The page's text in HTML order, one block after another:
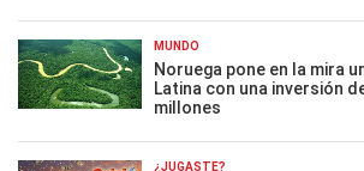
MUNDO
Noruega pone en la mira
Latina con una inversión
millones
¿JUGASTE?